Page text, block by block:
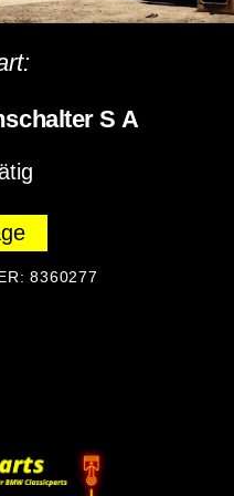
S A
8360277